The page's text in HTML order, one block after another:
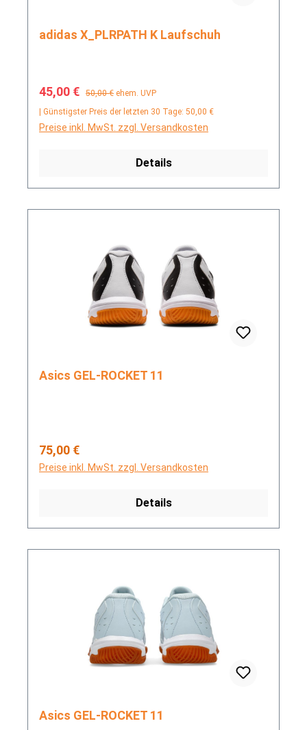
adidas X_PLRPATH K Laufschuh
Verkaufspreis:
45,00 € Regulärer Preis:
50,00 € ehem. UVP
| Günstigster Preis der letzten 30 Tage: 50,00 €
Preise inkl. MwSt. zzgl. Versandkosten
Details
Asics GEL-ROCKET 11
Regulärer Preis:
75,00 €
Preise inkl. MwSt. zzgl. Versandkosten
Details
Asics GEL-ROCKET 11